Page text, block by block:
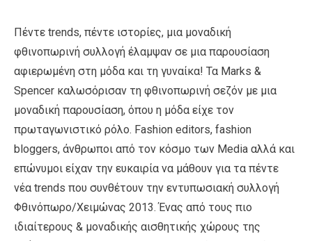
Πέντε trends, πέντε ιστορίες, μια μοναδική
φθινοπωρινή συλλογή έλαμψαν σε μια παρουσίαση
αφιερωμένη στη μόδα και τη γυναίκα! Τα Marks &
Spencer καλωσόρισαν τη φθινοπωρινή σεζόν με μια
μοναδική παρουσίαση, όπου η μόδα είχε τον
πρωταγωνιστικό ρόλο. Fashion editors, fashion
bloggers, άνθρωποι από τον κόσμο των Media αλλά και
επώνυμοι είχαν την ευκαιρία να μάθουν για τα πέντε
νέα trends που συνθέτουν την εντυπωσιακή συλλογή
Φθινόπωρο/Χειμώνας 2013. Ένας από τους πιο
ιδιαίτερους & μοναδικής αισθητικής χώρους της